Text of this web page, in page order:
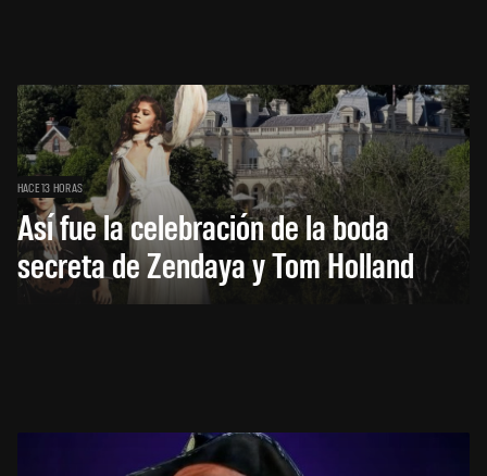
HACE 13 HORAS
Así fue la celebración de la boda
secreta de Zendaya y Tom Holland